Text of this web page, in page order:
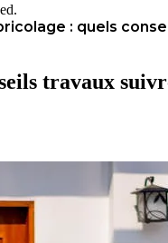
: quels
travaux